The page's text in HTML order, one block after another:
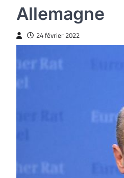
Allemagne
24 février 2022